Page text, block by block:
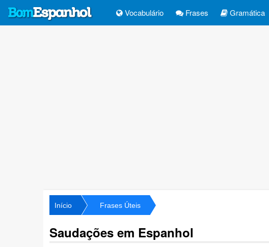
Vocabulário Frases Gramática
Início Frases Úteis
Saudações em Espanhol